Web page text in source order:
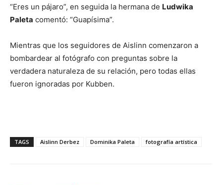
“Eres un pájaro”, en seguida la hermana de Ludwika
Paleta comentó: “Guapísima”.
Mientras que los seguidores de Aislinn comenzaron a
bombardear al fotógrafo con preguntas sobre la
verdadera naturaleza de su relación, pero todas ellas
fueron ignoradas por Kubben.
TAGS Aislinn Derbez Dominika Paleta fotografía artística